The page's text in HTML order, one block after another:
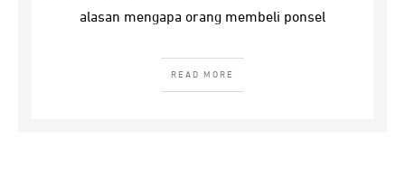
alasan mengapa orang membeli ponsel
READ MORE